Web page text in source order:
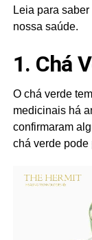
Leia para
nossa saúde.
1. Chá
O chá verde
medicinais há
confirmaram
chá verde pode